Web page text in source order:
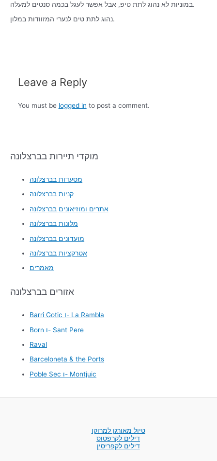
במוניות לא נהוג לתת טיפ, אבל אפשר לעגל בכמה סנטים למעלה.
נהוג לתת טים לנערי המזוודות במלון.
Leave a Reply
You must be logged in to post a comment.
מוקדי תיירות בברצלונה
מסעדות בברצלונה
קניות בברצלונה
אתרים ומוזיאונים בברצלונה
מלונות בברצלונה
מועדונים בברצלונה
אטרקציות בברצלונה
מאמרים
אזורים בברצלונה
Barri Gotic ו- La Rambla
Born ו- Sant Pere
Raval
Barceloneta & the Ports
Poble Sec ו- Montjuic
טיול מאורגן למרוקו
דילים לקרפטוס
דילים לקפריסין